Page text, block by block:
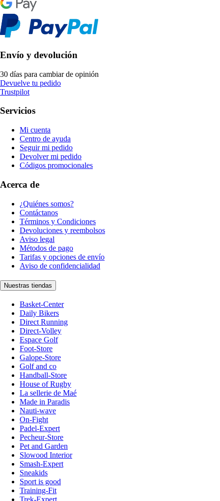
Envío y devolución
30 días para cambiar de opinión
Devuelve tu pedido
Trustpilot
Servicios
Mi cuenta
Centro de ayuda
Seguir mi pedido
Devolver mi pedido
Códigos promocionales
Acerca de
¿Quiénes somos?
Contáctanos
Términos y Condiciones
Devoluciones y reembolsos
Aviso legal
Métodos de pago
Tarifas y opciones de envío
Aviso de confidencialidad
Nuestras tiendas
Basket-Center
Daily Bikers
Direct Running
Direct-Volley
Espace Golf
Foot-Store
Galope-Store
Golf and co
Handball-Store
House of Rugby
La sellerie de Maé
Made in Paradis
Nauti-wave
On-Fight
Padel-Expert
Pecheur-Store
Pet and Garden
Slowood Interior
Smash-Expert
Sneakids
Sport is good
Training-Fit
Trek-Expert